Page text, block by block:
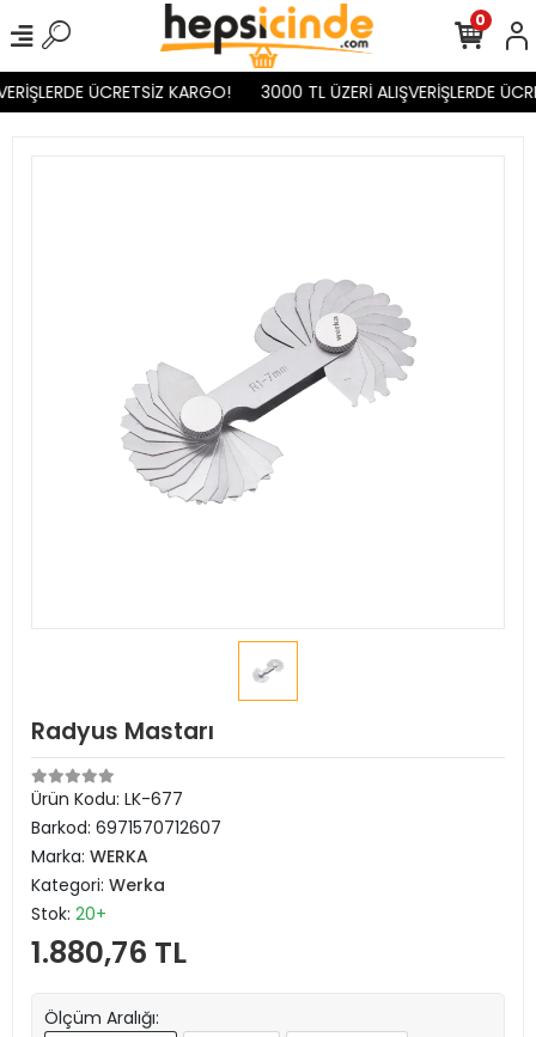
ÜCRETSİZ KARGO! 3000 TL ÜZERİ ALIŞVERİŞLERDE
0
Radyus Mastarı
Ürün Kodu: LK-677
Barkod: 6971570712607
Marka: WERKA
Kategori: Werka
Stok: 20+
1.880,76 TL
Ölçüm Aralığı: